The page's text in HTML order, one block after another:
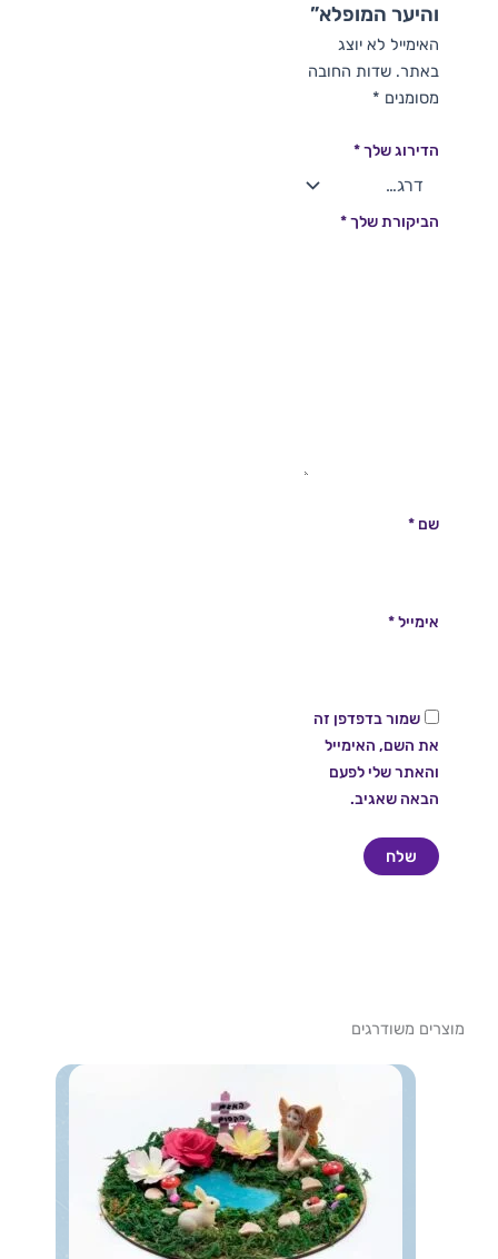
והיער המופלא”
האימייל לא יוצג
באתר. שדות החובה
מסומנים *
הדירוג שלך*
הביקורת שלך*
שם *
אימייל*
שמור בדפדפן זה
את השם, האימייל
והאתר שלי לפעם
הבאה שאגיב.
מוצרים משודרגים